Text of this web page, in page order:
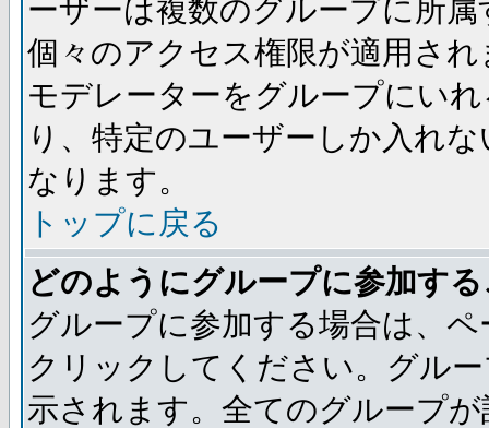
ーザーは複数のグループに所
個々のアクセス権限が適用さ
モデレーターをグループにい
り、特定のユーザーしか入れ
なります。
トップに戻る
どのようにグループに参加す
グループに参加する場合は、
クリックしてください。グル
示されます。全てのグループ